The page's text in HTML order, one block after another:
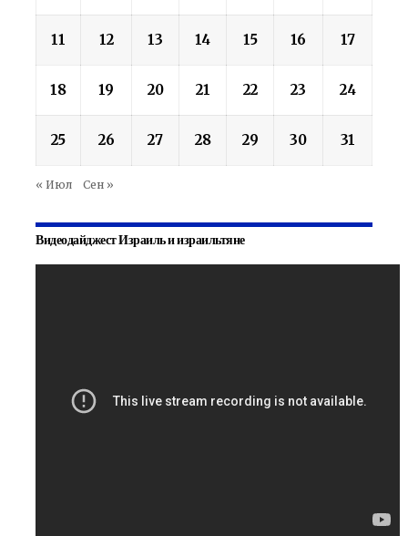
11 12 13 14 15 16 17
18 19 20 21 22 23 24
25 26 27 28 29 30 31
« Июл Сен »
Видеодайджест Израиль и израильтяне